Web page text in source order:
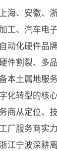
海、安徽、
工、汽车电
动化硬件品
件割裂、多
本土属地服
化转型的核
商从定位、
厂服务商实
江宁波深耕